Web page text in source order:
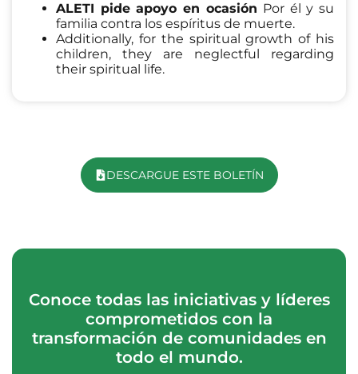
ALETI pide apoyo en ocasión Por él y su
familia contra los espíritus de muerte.
Additionally, for the spiritual growth of his
children, they are neglectful regarding
their spiritual life.
DESCARGUE ESTE BOLETÍN
Conoce todas las iniciativas y líderes
comprometidos con la
transformación de comunidades en
todo el mundo.